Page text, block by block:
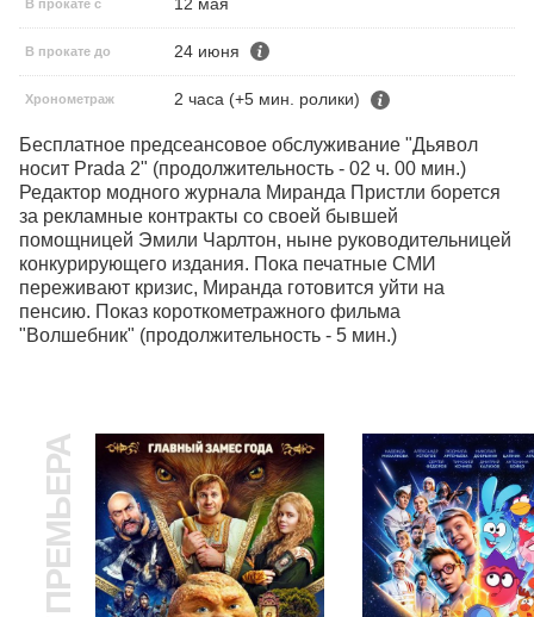
В прокате с
В прокате до 24 июня
Хронометраж 2 часа (+5 мин. ролики)
Бесплатное предсеансовое обслуживание "Дьявол
носит Prada 2" (продолжительность - 02 ч. 00 мин.)
Редактор модного журнала Миранда Пристли борется
за рекламные контракты со своей бывшей
помощницей Эмили Чарлтон, ныне руководительницей
конкурирующего издания. Пока печатные СМИ
переживают кризис, Миранда готовится уйти на
пенсию. Показ короткометражного фильма
"Волшебник" (продолжительность - 5 мин.)
ПРЕМЬЕРА